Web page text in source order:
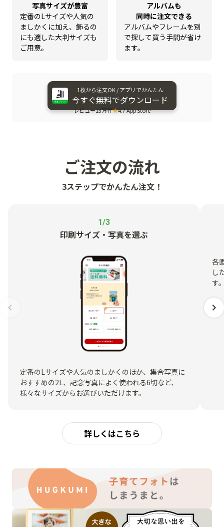
写真サイズが豊富
定番のLサイズや人気の
ましかくに加え、飾るの
にも適した大判サイズも
ご用意。
アルバムも
同時に注文できる
アルバムやフレームを別
で探して買う手間が省け
ます。
1枚から​注文OK / アプリで​かんたん
今すぐ​無料で​ダウンロード
レビュー13万件★4.7 App Store
ご注文の流れ
3ステップでかんたん注文！
1/3
印刷サイズ・写真を選ぶ
定番のLサイズや人気のましかくのほか、集合写真に
おすすめの2L、記念写真によく使われる6切など、
様々なサイズからお選びいただけます。
各
し
す
詳しくはこちら